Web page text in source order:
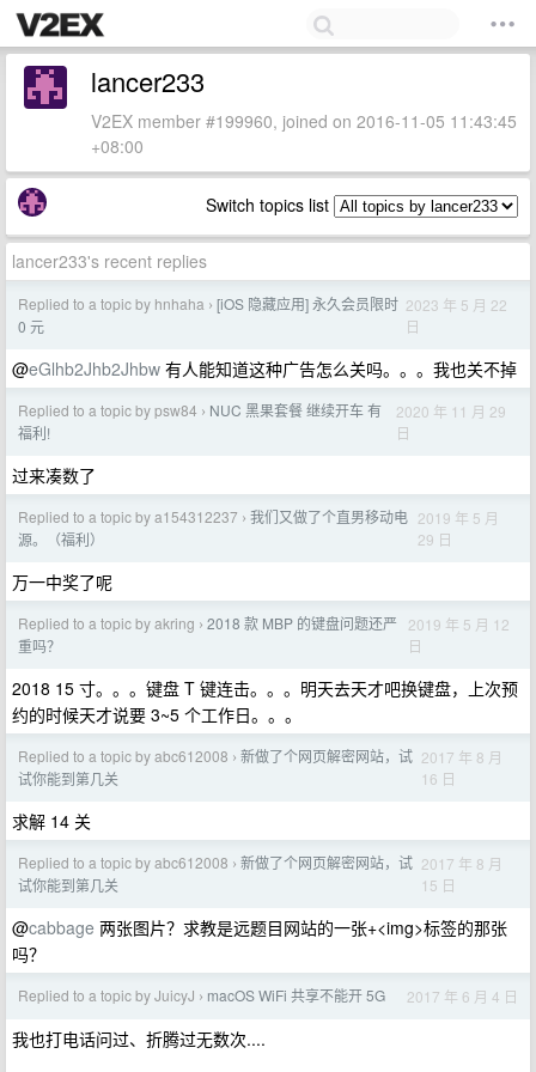
lancer233
V2EX member #199960, joined on 2016-11-05 11:43:45
+08:00
Switch topics list
lancer233's recent replies
Replied to a topic by hnhaha › [iOS 隐藏应用] 永久会员限时
0 元
2023 年 5 月 22
日
@eGlhb2Jhb2Jhbw 有人能知道这种广告怎么关吗。。。我也关不掉
Replied to a topic by psw84 › NUC 黑果套餐 继续开车 有
福利!
2020 年 11 月 29
日
过来凑数了
Replied to a topic by a154312237 › 我们又做了个直男移动电
源。（福利）
2019 年 5 月
29 日
万一中奖了呢
Replied to a topic by akring › 2018 款 MBP 的键盘问题还严
重吗？
2019 年 5 月 12
日
2018 15 寸。。。键盘 T 键连击。。。明天去天才吧换键盘，上次预
约的时候天才说要 3~5 个工作日。。。
Replied to a topic by abc612008 › 新做了个网页解密网站，试
试你能到第几关
2017 年 8 月
16 日
求解 14 关
Replied to a topic by abc612008 › 新做了个网页解密网站，试
试你能到第几关
2017 年 8 月
15 日
@cabbage 两张图片？求教是远题目网站的一张+<img>标签的那张
吗？
Replied to a topic by JuicyJ › macOS WiFi 共享不能开 5G 2017 年 6 月 4 日
我也打电话问过、折腾过无数次....